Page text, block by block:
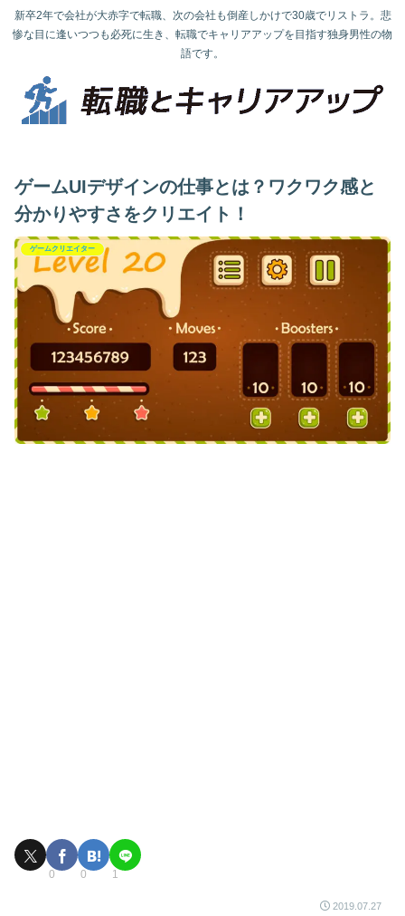
新卒2年で会社が大赤字で転職、次の会社も倒産しかけで30歳でリストラ。悲
惨な目に逢いつつも必死に生き、転職でキャリアアップを目指す独身男性の物
語です。
ゲームUIデザインの仕事とは？ワクワク感と
分かりやすさをクリエイト！
ゲームクリエイター
0 0 1
2019.07.27